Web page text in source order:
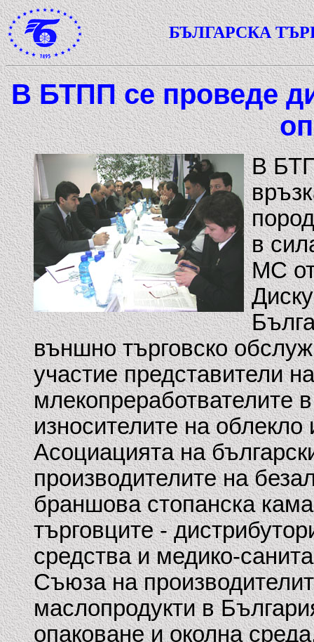
БЪЛГАРСКА
В БТПП се проведе
В
в
МС
външно търговско
участие представители
млекопреработвателите
износителите на
Асоциацията на
производителите на
браншова стопанска
търговците -
средства и медико-
Съюза на
маслопродукти в
опаковане и околна